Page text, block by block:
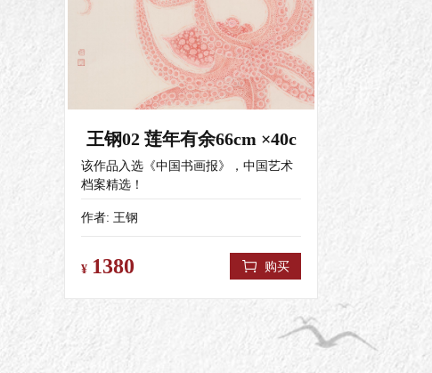
数民族美术作品展”最高奖（入会资格）
并被民族文化宫永久收藏。中美协主
王钢02 莲年有余66cm ×40c
该作品入选《中国书画报》，中国艺术
档案精选！
作者: 王钢
¥ 1380 购买